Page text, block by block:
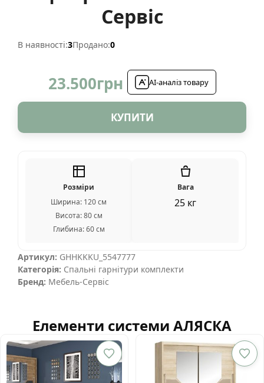
Сервіс
В наявності:3Продано:0
23.500грн AI-аналіз товару
КУПИТИ
Розміри
Ширина: 120 см
Висота: 80 см
Глибина: 60 см
Вага
25 кг
Артикул: GHHKKKU_5547777
Категорія: Спальні гарнітури комплекти
Бренд: Мебель-Сервіс
Елементи системи АЛЯСКА